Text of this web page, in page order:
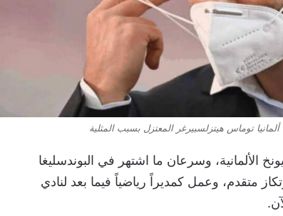
توماس هيتزلسبيرغر المعتزل بسبب المثلية
عام 1982 في مدينة ميونخ الألمانية، وسرعان ما اشتهر في البوندسليغا
متقدم، وعمل كمديراً رياضياً فيما بعد لنادي